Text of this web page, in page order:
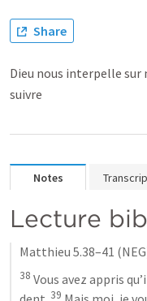
Share
Dieu nous interpelle
suivre
Notes
Lecture
Matthieu 5.38–41
38 Vous avez appris
39